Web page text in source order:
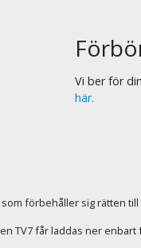
Vi ber för
här.
förbehåller sig rätten
TV7 får laddas ner